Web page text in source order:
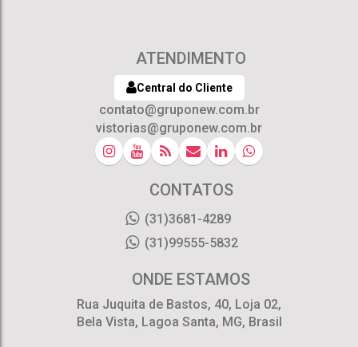
ATENDIMENTO
Central do Cliente
contato@gruponew.com.br
vistorias@gruponew.com.br
CONTATOS
(31)3681-4289
(31)99555-5832
ONDE ESTAMOS
Rua Juquita de Bastos, 40, Loja 02,
Bela Vista, Lagoa Santa, MG, Brasil